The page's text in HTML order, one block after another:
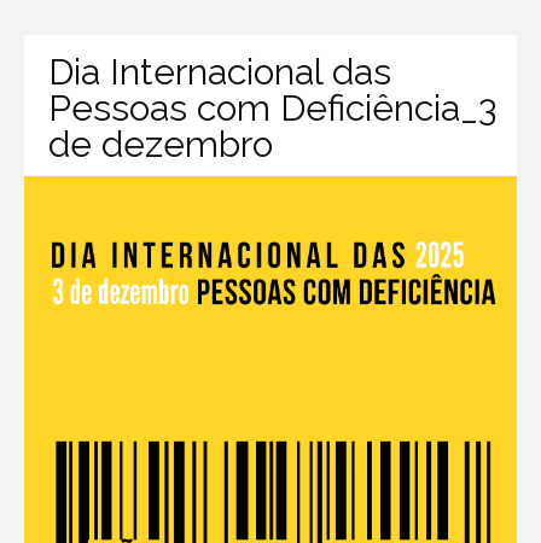
Dia Internacional das
Pessoas com Deficiência_3
de dezembro